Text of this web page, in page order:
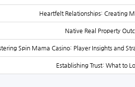
Heartfelt Relationships: Creating
Native Real Property
Spin Mama Casino: Player Insights and
Establishing Trust: What to